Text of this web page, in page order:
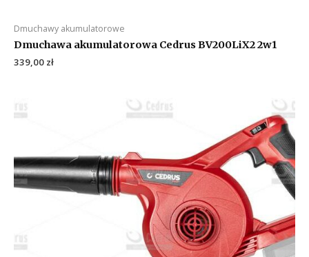
Dmuchawy akumulatorowe
Dmuchawa akumulatorowa Cedrus BV200LiX2 2w1
339,00 zł